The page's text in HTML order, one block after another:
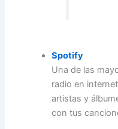
Spotify
Una de las
radio en
artistas y
con tus